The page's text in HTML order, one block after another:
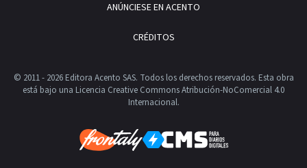
ANÚNCIESE EN ACENTO
CRÉDITOS
© 2011 - 2026 Editora Acento SAS. Todos los derechos reservados. Esta obra
está bajo una Licencia Creative Commons Atribución-NoComercial 4.0
Internacional.